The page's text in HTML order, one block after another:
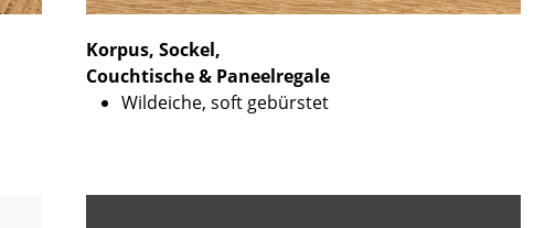
Korpus, Sockel,
Couchtische & Paneelregale
Wildeiche, soft gebürstet